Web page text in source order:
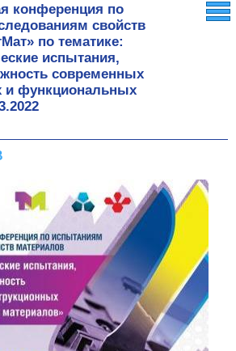
конференция по
свойств
по тематике:
испытания,
современных
и функциональных